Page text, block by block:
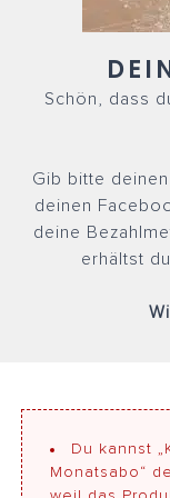
Schön, dass
Gib bitte
deinen
deine
erhältst
Du kannst
Monatsabo“